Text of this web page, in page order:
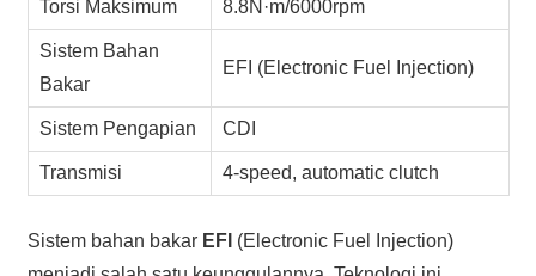
Torsi Maksimum 8.8N·m/6000rpm
Sistem Bahan
Bakar
EFI (Electronic Fuel Injection)
Sistem Pengapian CDI
Transmisi 4-speed, automatic clutch
Sistem bahan bakar EFI (Electronic Fuel Injection)